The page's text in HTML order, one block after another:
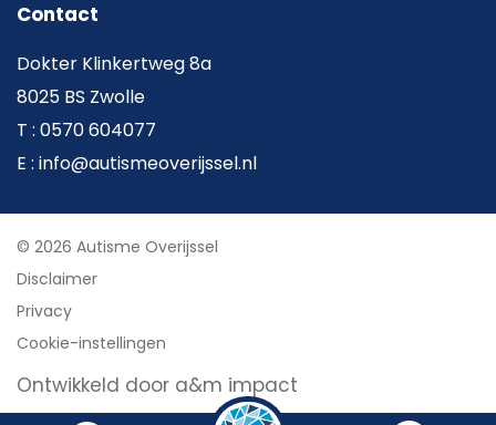
Contact
Dokter Klinkertweg 8a
8025 BS Zwolle
T : 0570 604077
E : info@autismeoverijssel.nl
© 2026 Autisme Overijssel
Disclaimer
Privacy
Cookie-instellingen
Ontwikkeld door a&m impact